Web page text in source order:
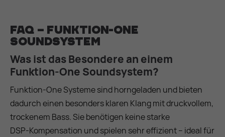
FAQ – Funktion‑One
Soundsystem
Was ist das Besondere an einem
Funktion‑One Soundsystem?
Funktion‑One Systeme sind horngeladen und bieten
dadurch einen besonders klaren Klang mit druckvollem,
trockenem Bass. Sie benötigen keine starke
DSP‑Kompensation und spielen sehr effizient – ideal für